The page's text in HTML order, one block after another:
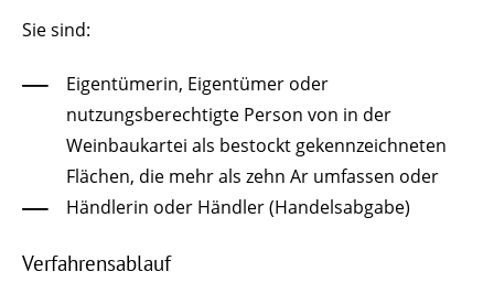
Sie sind:
Eigentümerin, Eigentümer oder
nutzungsberechtigte Person von in der
Weinbaukartei als bestockt gekennzeichneten
Flächen, die mehr als zehn Ar umfassen oder
Händlerin oder Händler (Handelsabgabe)
Verfahrensablauf